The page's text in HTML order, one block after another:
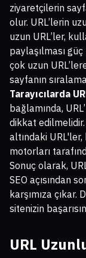
ziyaretçilerin
olur. URL’lerin
uzun URL’ler,
paylaşılması
çok uzun
sayfanın
Tarayıcılarda
bağlamında,
dikkat
altındaki
motorları
Sonuç olarak,
SEO açısından
karşımıza çıkar.
sitenizin
URL